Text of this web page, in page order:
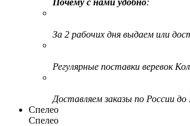
Почему с нами удобно:
За 2 рабочих дня выдаем или
Регулярные поставки веревок
Доставляем заказы по России
Спелео
Спелео